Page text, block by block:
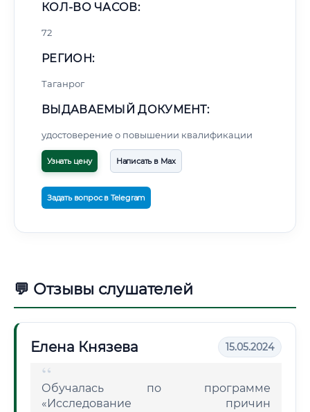
КОЛ-ВО ЧАСОВ:
72
РЕГИОН:
Таганрог
ВЫДАВАЕМЫЙ ДОКУМЕНТ:
удостоверение о повышении квалификации
Узнать цену Написать в Max
Задать вопрос в Telegram
💬 Отзывы слушателей
Елена Князева 15.05.2024
Обучалась по программе
«Исследование причин